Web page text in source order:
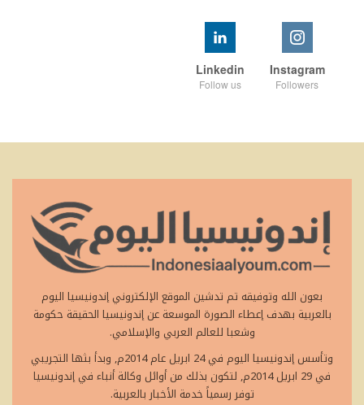
Instagram
Followers
Linkedin
Follow us
بعون الله وتوفيقه تم تدشين الموقع الإلكتروني إندونيسيا اليوم
بالعربية بهدف إعطاء الصورة الموسعة عن إندونيسيا الحقيقة حكومة
وشعبا للعالم العربي والإسلامي.
وتأسس إندونيسيا اليوم في 24 ابريل عام 2014م, وبدأ بثها التجريبي
في 29 ابريل 2014م, لتكون بذلك من أوائل وكالة أنباء في إندونيسيا
توفر رسمياً خدمة الأخبار بالعربية.